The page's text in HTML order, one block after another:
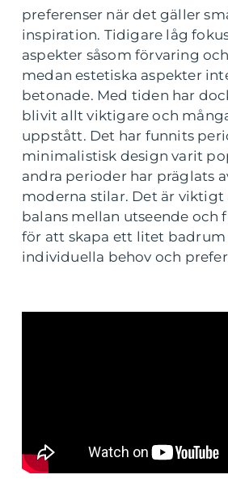
preferenser när det gäller
inspiration. Tidigare låg
aspekter såsom förvaring
medan estetiska aspekter
betonade. Med tiden har
blivit allt viktigare och
uppstått. Det har funnits
minimalistisk design varit
andra perioder har präglats
moderna stilar. Det är viktigt
balans mellan utseende och
för att skapa ett litet badrum
individuella behov och